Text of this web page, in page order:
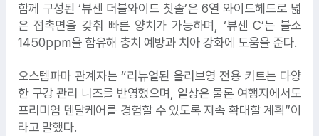
함께 구성된 ‘뷰센 더블와이드 칫솔’은 6열 와이드헤드로 넓
은 접촉면을 갖춰 빠른 양치가 가능하며, ‘뷰센 C’는 불소
1450ppm을 함유해 충치 예방과 치아 강화에 도움을 준다.
오스템파마 관계자는 “리뉴얼된 올리브영 전용 키트는 다양
한 구강 관리 니즈를 반영했으며, 일상은 물론 여행지에서도
프리미엄 덴탈케어를 경험할 수 있도록 지속 확대할 계획”이
라고 말했다.
1. 대명소노